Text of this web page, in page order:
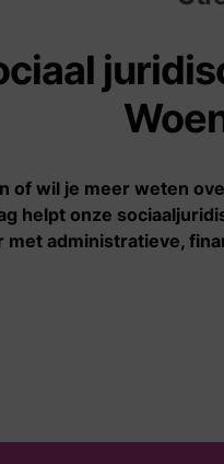
zakelijke kant van
invloed van geweld
of wil je meer weten
helpt onze
met administratieve,